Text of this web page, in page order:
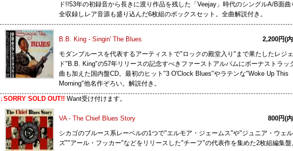
ド!!53年の初録音から長きに渡り作品を残した「Veejay」時代のシングルA/B面曲
全収録しレア音源も盛り込んだ6枚組のボックスセット。全曲解説付き。
B.B. King - Singin' The Blues
2,200円(
モダンブルースを代表するアーティストで"ロックの殿堂入り"まで果たしたレジ
ド"B.B. King"の57年リリースの記念すべきファーストアルバムにボーナストラッ
曲も加えた国内盤CD。最初のヒット"3 O'Clock Blues"やラテンな"Woke Up This
Morning"他名作ぞろい。解説付き。
↓SORRY SOLD OUT!! Want受け付けます。
VA - The Chief Blues Story
800円(
シカゴのブルース系レーベルの1つで"エルモア・ジェームス"や"ジュニア・ウェル
ズ""アール・フッカー"などをリリースした"チーフ"の代表作を集めた2枚組編集盤